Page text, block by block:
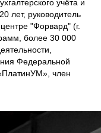
учёта и
лет, руководитель
"Форвард" (г.
более 30 000
Федеральной
член